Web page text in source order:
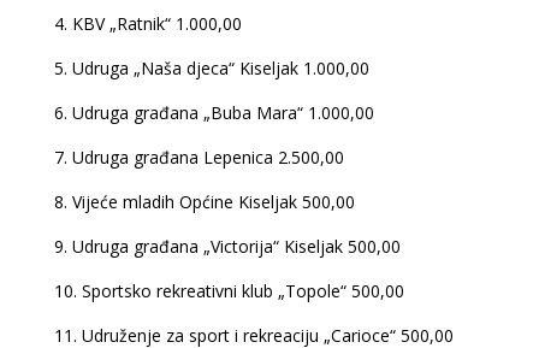
4. KBV „Ratnik“ 1.000,00
5. Udruga „Naša djeca“ Kiseljak 1.000,00
6. Udruga građana „Buba Mara“ 1.000,00
7. Udruga građana Lepenica 2.500,00
8. Vijeće mladih Općine Kiseljak 500,00
9. Udruga građana „Victorija“ Kiseljak 500,00
10. Sportsko rekreativni klub „Topole“ 500,00
11. Udruženje za sport i rekreaciju „Carioce“ 500,00